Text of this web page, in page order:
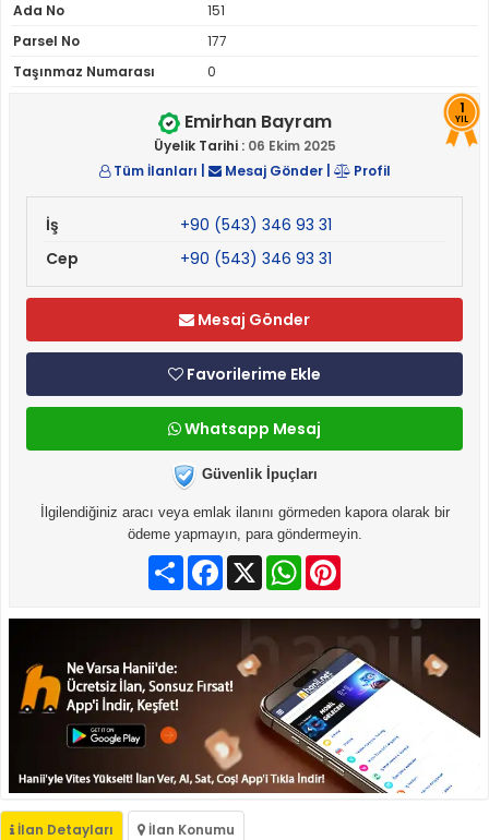
Ada No
151
Parsel No
177
Taşınmaz Numarası
0
1
YIL
Emirhan Bayram
Üyelik Tarihi : 06 Ekim 2025
Tüm İlanları
Mesaj Gönder| Profil
İş
+90 (543) 346 93 31
Cep
+90 (543) 346 93 31
Mesaj Gönder
Favorilerime Ekle
Whatsapp Mesaj
Güvenlik İpuçları
İlgilendiğiniz aracı veya emlak ilanını görmeden kapora olarak bir
ödeme yapmayın, para göndermeyin.
PaylaşFacebook
X WhatsApp
İlan Detayları İlan Konumu